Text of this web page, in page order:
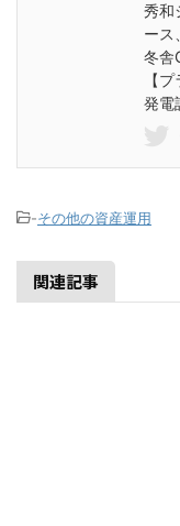
秀和
ー
冬舎
【
発電
-その他の資産運用
関連記事